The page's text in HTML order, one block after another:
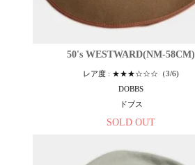
50's WESTWARD(NM-58CM)
レア度 : ★★★☆☆☆（3/6)
DOBBS
ドブス
SOLD OUT